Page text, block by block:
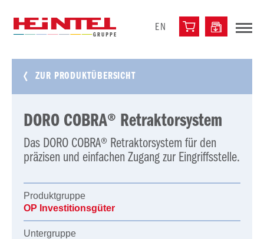
EN
ZUR PRODUKTÜBERSICHT
DORO COBRA® Retraktorsystem
Das DORO COBRA® Retraktorsystem für den
präzisen und einfachen Zugang zur Eingriffsstelle.
Produktgruppe
OP Investitionsgüter
Untergruppe